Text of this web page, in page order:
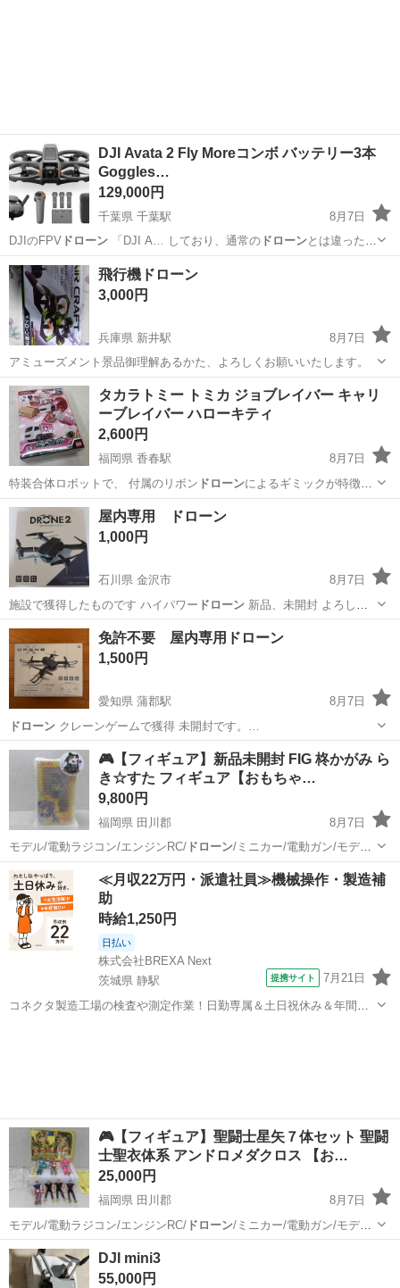
DJI Avata 2 Fly Moreコンボ バッテリー3本
Goggles…
129,000円
千葉県 千葉駅
8月7日
DJIのFPVドローン「DJI A… しており、通常のドローンとは違った迫
力の… します。ドローン・FPVに詳しい…
千葉 千葉市 千葉駅
飛行機ドローン
3,000円
兵庫県 新井駅
8月7日
アミューズメント景品御理解あるかた、よろしくお願いいたします。
兵庫 朝来市 新井駅 ラジコン ドローン
タカラトミー トミカ ジョブレイバー キャリ
ーブレイバー ハローキティ
2,600円
福岡県 香春駅
8月7日
特装合体ロボットで、 付属のリボン ドローンによるギミックが特徴で
す。 -…
福岡 田川郡 香春駅 フィギュア
屋内専用 ドローン
1,000円
石川県 金沢市
8月7日
施設で獲得したものです ハイパワー ドローン新品、未開封 よろしく
お願いしま…
石川 金沢市 模型、プラモデル
免許不要 屋内専用ドローン
1,500円
愛知県 蒲郡駅
8月7日
ドローンクレーンゲームで獲得 未開封です。…
愛知 蒲郡市 蒲郡駅 その他
🎮【フィギュア】新品未開封 FIG 柊かがみ ら
き☆すた フィギュア【おもちゃ…
9,800円
福岡県 田川郡
8月7日
モデル/電動ラジコン/エンジンRC/ドローン/ミニカー/電動ガン/モデル
ガン/ガ…
福岡 田川郡 フィギュア 買取
≪月収22万円・派遣社員≫機械操作・製造補
助
時給1,250円
日払い
株式会社BREXA Next
茨城県 静駅
提携サイト 7月21日
コネクタ製造工場の検査や測定作業！日勤専属＆土日祝休み＆年間休
🎮【フィギュア】聖闘士星矢７体セット 聖闘
士聖衣体系 アンドロメダクロス 【お…
25,000円
福岡県 田川郡
8月7日
モデル/電動ラジコン/エンジンRC/ドローン/ミニカー/電動ガン/モデル
ガン/ガ…
福岡 田川郡
DJI mini3
55,000円